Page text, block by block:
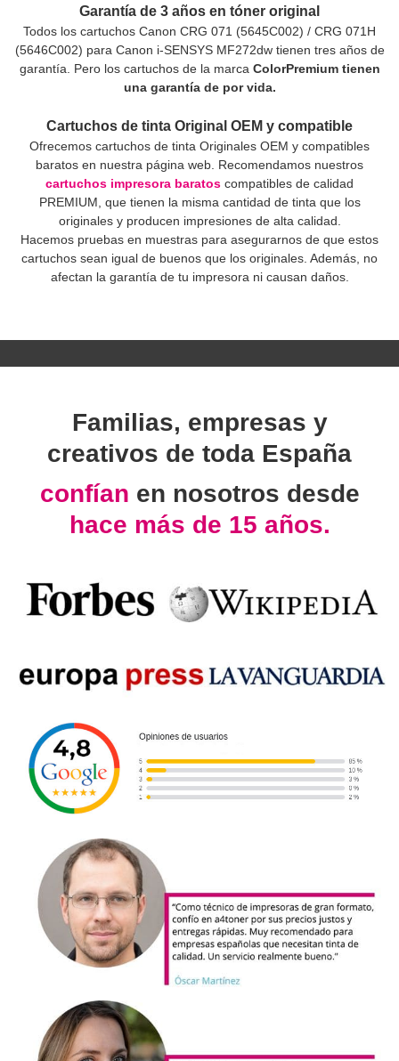
Garantía de 3 años en tóner original
Todos los cartuchos Canon CRG 071 (5645C002) / CRG 071H
(5646C002) para Canon i-SENSYS MF272dw tienen tres años de
garantía. Pero los cartuchos de la marca ColorPremium tienen
una garantía de por vida.
Cartuchos de tinta Original OEM y compatible
Ofrecemos cartuchos de tinta Originales OEM y compatibles
baratos en nuestra página web. Recomendamos nuestros
cartuchos impresora baratos compatibles de calidad
PREMIUM, que tienen la misma cantidad de tinta que los
originales y producen impresiones de alta calidad.
Hacemos pruebas en muestras para asegurarnos de que estos
cartuchos sean igual de buenos que los originales. Además, no
afectan la garantía de tu impresora ni causan daños.
Familias, empresas y
creativos de toda España
confían en nosotros desde
hace más de 15 años.